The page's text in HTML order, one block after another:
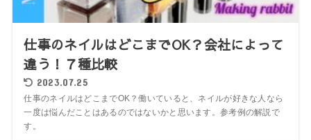
仕事のネイルはどこまでOK？会社によって
違う！７種比較
2023.07.25
仕事のネイルはどこまでOK？働いていると、ネイルが好きな人なら
一度は悩んだことはあるのではないかと思います。参考例の解説で
す。